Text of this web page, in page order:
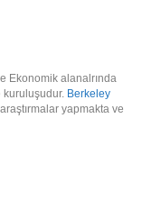
Ekonomik alanalrında
kuruluşudur. Berkeley
yapmakta ve